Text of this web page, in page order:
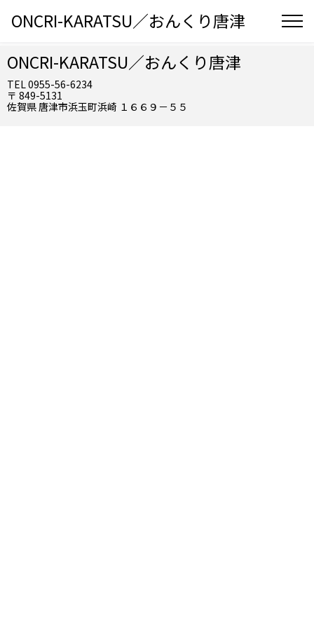
ONCRI-KARATSU／おんくり唐津
ONCRI-KARATSU／おんくり唐津
TEL 0955-56-6234
〒 849-5131
佐賀県 唐津市浜玉町浜崎 １６６９－５５